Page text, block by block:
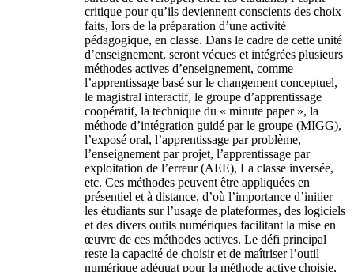
critique pour qu’ils deviennent conscients des choix
faits, lors de la préparation d’une activité
pédagogique, en classe. Dans le cadre de cette unité
d’enseignement, seront vécues et intégrées plusieurs
méthodes actives d’enseignement, comme
l’apprentissage basé sur le changement conceptuel,
le magistral interactif, le groupe d’apprentissage
coopératif, la technique du « minute paper », la
méthode d’intégration guidé par le groupe (MIGG),
l’exposé oral, l’apprentissage par problème,
l’enseignement par projet, l’apprentissage par
exploitation de l’erreur (AEE), La classe inversée,
etc. Ces méthodes peuvent être appliquées en
présentiel et à distance, d’où l’importance d’initier
les étudiants sur l’usage de plateformes, des logiciels
et des divers outils numériques facilitant la mise en
œuvre de ces méthodes actives. Le défi principal
reste la capacité de choisir et de maîtriser l’outil
numérique adéquat pour la méthode active choisie,